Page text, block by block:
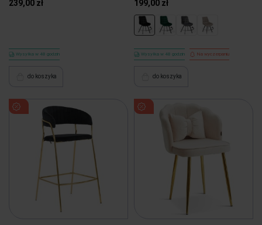
239,00 zł
Wysyłka w 48 godzin
do koszyka
199,00 zł
Wysyłka w 48 godzin Na wyczerpaniu
do koszyka